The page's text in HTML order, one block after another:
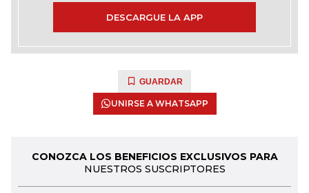
DESCARGUE LA APP
GUARDAR
UNIRSE A WHATSAPP
CONOZCA LOS BENEFICIOS EXCLUSIVOS PARA
NUESTROS SUSCRIPTORES